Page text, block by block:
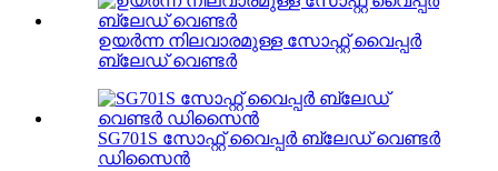
ഉയർന്ന നിലവാരമുള്ള സോഫ്റ്റ് വൈപ്പർ
ബ്ലേഡ് വെണ്ടർ
SG701S സോഫ്റ്റ് വൈപ്പർ ബ്ലേഡ് വെണ്ടർ
ഡിസൈൻ